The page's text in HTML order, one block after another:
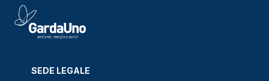
SEDE LEGALE